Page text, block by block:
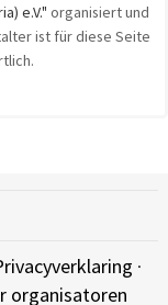
e.V." organisiert und
ist für diese Seite
·
organisatoren